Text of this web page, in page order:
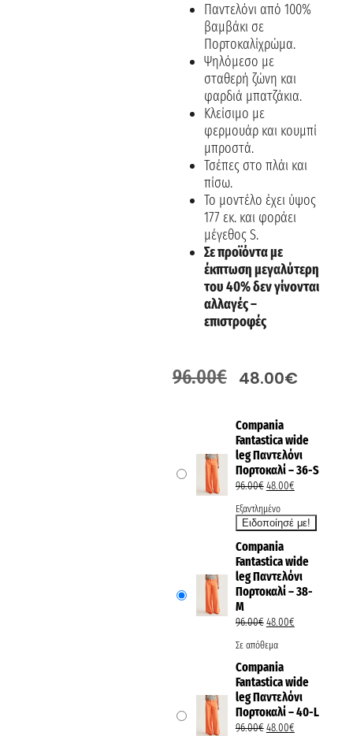
Παντελόνι από 100%
βαμβάκι σε
Πορτοκαλίχρώμα.
Ψηλόμεσο με
σταθερή ζώνη και
φαρδιά μπατζάκια.
Κλείσιμο με
φερμουάρ και κουμπί
μπροστά.
Τσέπες στο πλάι και
πίσω.
Το μοντέλο έχει ύψος
177 εκ. και φοράει
μέγεθος S.
Σε προϊόντα με
έκπτωση μεγαλύτερη
του 40% δεν γίνονται
αλλαγές –
επιστροφές
96.00€ 48.00€
Compania
Fantastica wide
leg Παντελόνι
Πορτοκαλί – 36-S
96.00€48.00€
Εξαντλημένο
Compania
Fantastica wide
leg Παντελόνι
Πορτοκαλί – 38-
M
96.00€48.00€
Σε απόθεμα
Compania
Fantastica wide
leg Παντελόνι
Πορτοκαλί – 40-L
96.00€48.00€